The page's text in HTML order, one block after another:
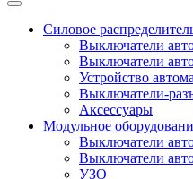
Силовое
Выключатели
Выключатели
Устройство
Выключатели-
Аксессуары
Модульное
Выключатели
Выключатели
УЗО